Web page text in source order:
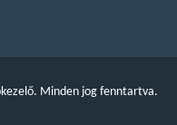
Minden jog fenntartva.